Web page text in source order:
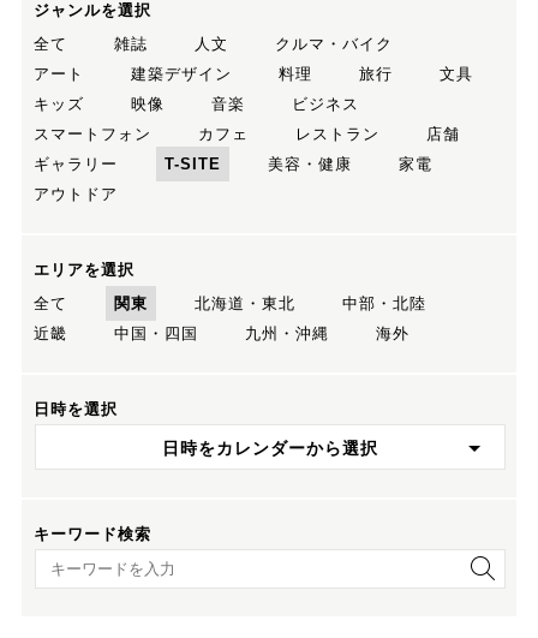
ジャンルを選択
全て
雑誌 人文
クルマ・バイク
アート
建築デザイン 料理 旅行
文具
キッズ
映像 音楽
ビジネス
スマートフォン
カフェ レストラン
店舗
ギャラリー
T-SITE 美容・健康
家電
アウトドア
エリアを選択
全て
関東 北海道・東北
中部・北陸
近畿
中国・四国 九州・沖縄 海外
日時を選択
日時をカレンダーから選択
キーワード検索
キーワード検索